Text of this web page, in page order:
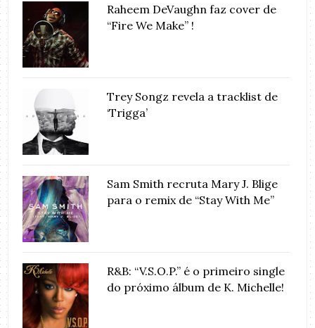
Raheem DeVaughn faz cover de
“Fire We Make” !
Trey Songz revela a tracklist de
‘Trigga’
Sam Smith recruta Mary J. Blige
para o remix de “Stay With Me”
R&B: “V.S.O.P.” é o primeiro single
do próximo álbum de K. Michelle!